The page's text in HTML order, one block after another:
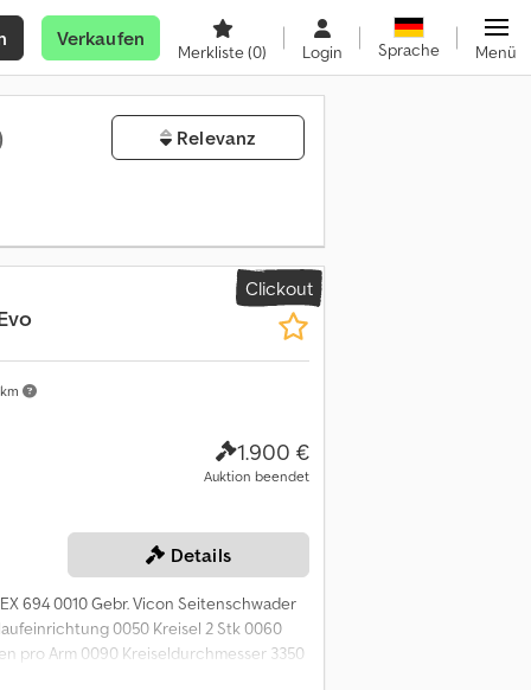
Verkaufen
Merkliste(0) Login Sprache Menü
Relevanz
Clickout
1.900 €
Auktion beendet
Details
694 0010 Gebr. Vicon Seitenschwader
0050 Kreisel 2 Stk 0060
pro Arm 0090 Kreiseldurchmesser 3350
Erefx Ab Tok Auf diese Maschine